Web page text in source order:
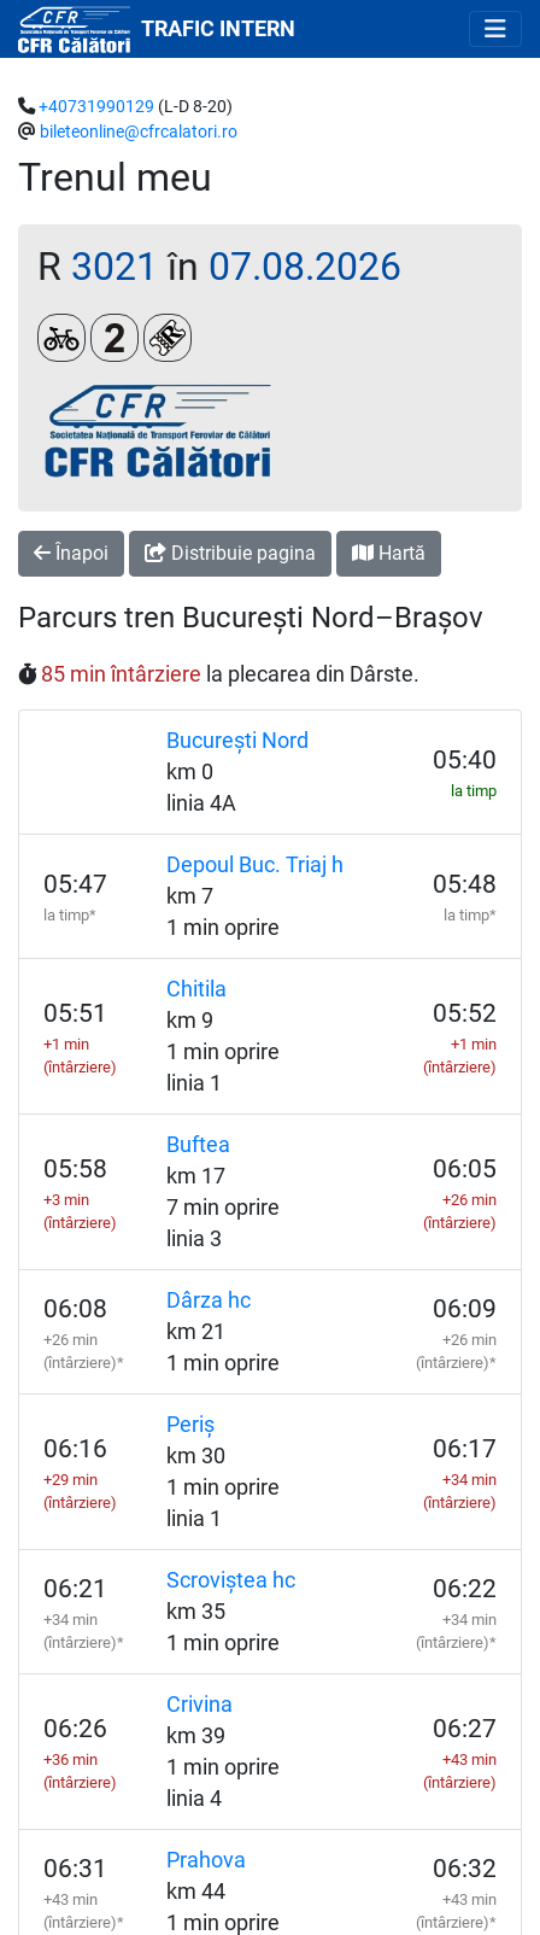
TRAFIC INTERN
Trenul meu
+40731990129 (L-D 8-20)
bileteonline@cfrcalatori.ro
R 3021 în 07.08.2026
BicicleteClasa a 2-aLoc rezervat (biletul se emite
Înapoi Distribuie pagina Hartă
Parcurs tren București Nord–Brașov
85 min întârziere la plecarea din Dârste.
București Nord
km 0
linia 4A
05:40
la timp
05:47
la timp*
Depoul Buc. Triaj h
km 7
1 min oprire
05:48
la timp*
05:51
+1 min
(întârziere)
Chitila
km 9
1 min oprire
linia 1
05:52
+1 min
(întârziere)
05:58
+3 min
(întârziere)
Buftea
km 17
7 min oprire
linia 3
06:05
+26 min
(întârziere)
06:08
+26 min
(întârziere)*
Dârza hc
km 21
1 min oprire
06:09
+26 min
(întârziere)*
06:16
+29 min
(întârziere)
Periș
km 30
1 min oprire
linia 1
06:17
+34 min
(întârziere)
06:21
+34 min
(întârziere)*
Scroviștea hc
km 35
1 min oprire
06:22
+34 min
(întârziere)*
06:26
+36 min
(întârziere)
Crivina
km 39
1 min oprire
linia 4
06:27
+43 min
(întârziere)
06:31
+43 min
(întârziere)*
Prahova
km 44
1 min oprire
06:32
+43 min
(întârziere)*